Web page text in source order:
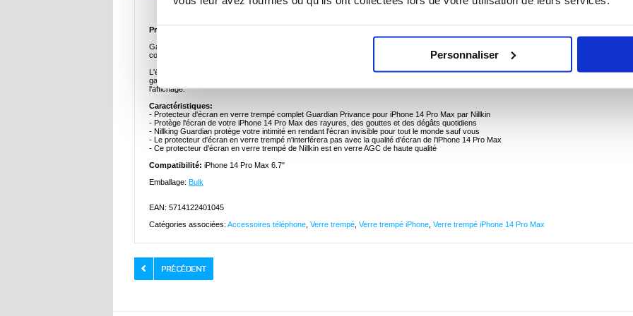
Personnaliser
Protecteur d’Écran en Verre Trempé Nillkin Guardian Couverture Complète Intimité pour iPhone 14 Pro Max
Gardez votre intimité et l'écran de votre iPhone 14 Pro Max protégé par ce protecteur d'écran en verre trempé de couverture complète de
couverture complète de couverture complète de haute qualité.
L'écran est invisible pour tout le monde, sauf pour l'utilisateur, protégeant votre vie privée grâce à la technologie anti-PEP. Nillkin Guardian
gardera l'écran de l'iPhone 14 Pro Max sans rayures, gouttes et dégâts quotidiens. Le protecteur d'écran n'interférera pas avec la qualité de
l'affichage.
Caractéristiques:
- Protecteur d'écran en verre trempé complet Guardian Privance pour iPhone 14 Pro Max par Nillkin
- Protège l'écran de votre iPhone 14 Pro Max des rayures, des gouttes et des dégâts quotidiens
- Nillking Guardian protège votre intimité en rendant l'écran invisible pour tout le monde sauf vous
- Le protecteur d'écran en verre trempé n'interférera pas avec la qualité d'écran de l'iPhone 14 Pro Max
- Ce protecteur d'écran en verre trempé de Nillkin est en verre AGC de haute qualité
Compatibilité: iPhone 14 Pro Max 6.7"
Emballage: Bulk
EAN: 5714122401045
Catégories associées: Accessoires téléphone Verre trempé Verre trempé iPhone Verre trempé iPhone 14 Pro Max